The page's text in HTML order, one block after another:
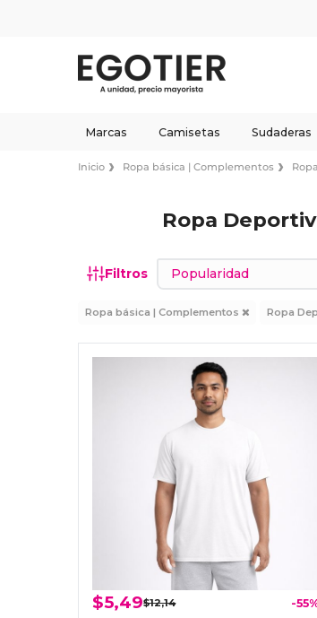
Marcas Camisetas Sudaderas
Inicio Ropa básica | Complementos
Ropa
Filtros Ordenar por
Ropa básica | Complementos Ropa
$5,49$12,14 -